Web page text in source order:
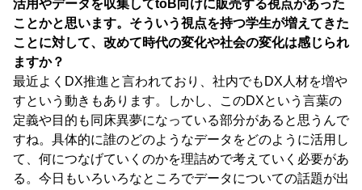
活用やデータを収集してtoB向けに販売する視点があった
ことかと思います。そういう視点を持つ学生が増えてきた
ことに対して、改めて時代の変化や社会の変化は感じられ
ますか？
最近よくDX推進と言われており、社内でもDX人材を増や
すという動きもあります。しかし、このDXという言葉の
定義や目的も同床異夢になっている部分があると思うんで
すね。具体的に誰のどのようなデータをどのように活用し
て、何につなげていくのかを理詰めで考えていく必要があ
る。今日もいろいろなところでデータについての話題が出